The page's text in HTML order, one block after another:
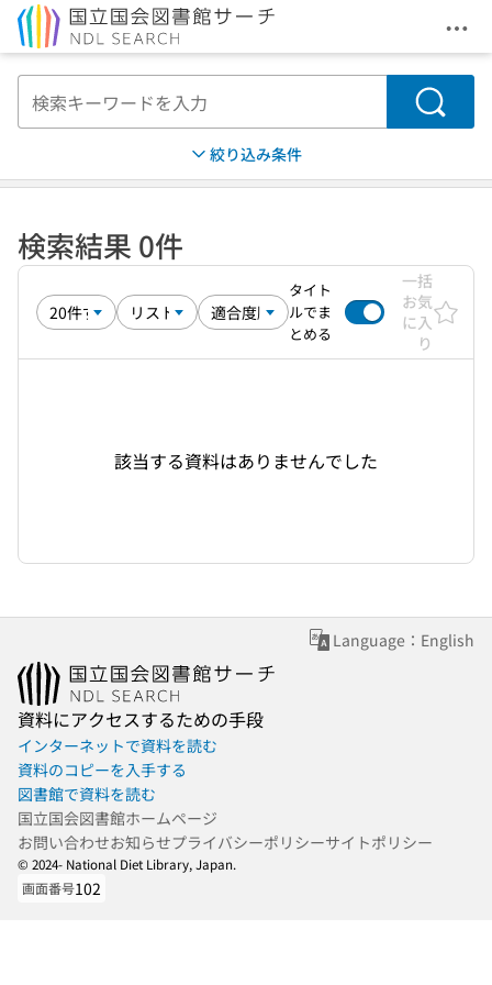
メ
検索
絞り込み条件
検索結果 0件
タイト
ルでま
とめる
一括
お気
に入
り
該当する資料はありませんでした
Language：English
資料にアクセスするための手段
インターネットで資料を読む
資料のコピーを入手する
図書館で資料を読む
国立国会図書館ホームページ
お問い合わせお知らせプライバシーポリシーサイトポリシー
© 2024- National Diet Library, Japan.
画面番号102